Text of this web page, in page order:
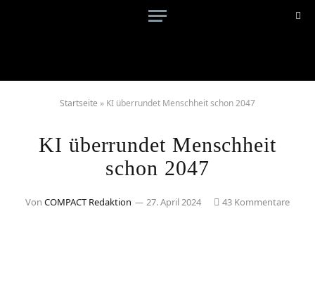
Startseite » KI überrundet Menschheit schon 2047
KI überrundet Menschheit
schon 2047
Von COMPACT Redaktion 27. April 2024 43 Kommentare